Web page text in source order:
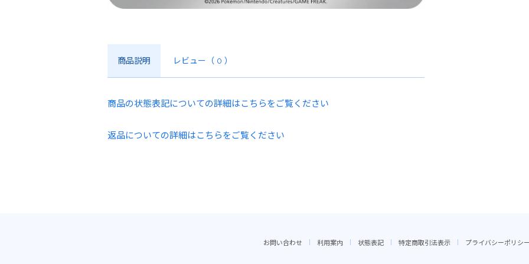
商品説明 レビュー （ 0 ）
商品の状態表記についての詳細はこちらをご覧ください
返品についての詳細はこちらをご覧ください
お問い合わせ 利用案内 状態表記 特定商取引法表示 プライバシーポリシ